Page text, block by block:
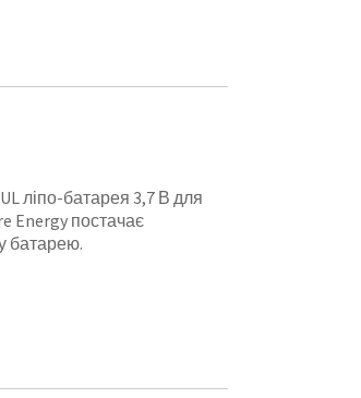
ліпо-батарея 3,7 В для
Energy постачає
батарею.